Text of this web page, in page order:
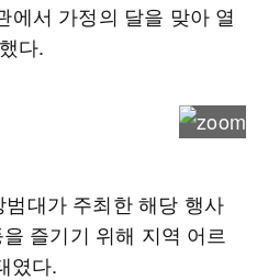
에서 가정의 달을 맞아 열
다.
대가 주최한 해당 행사
즐기기 위해 지역 어르
였다.